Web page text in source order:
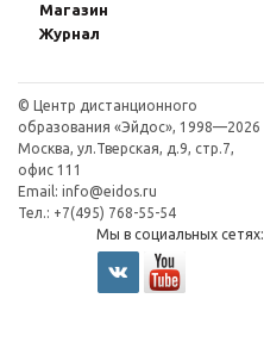
Магазин
Журнал
© Центр дистанционного
образования «Эйдос», 1998—2026
Москва, ул.Тверская, д.9, стр.7,
офис 111
Email: info@eidos.ru
Тел.: +7(495) 768-55-54
Мы в социальных сетях: